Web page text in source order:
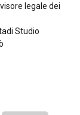
legale dei
Studio